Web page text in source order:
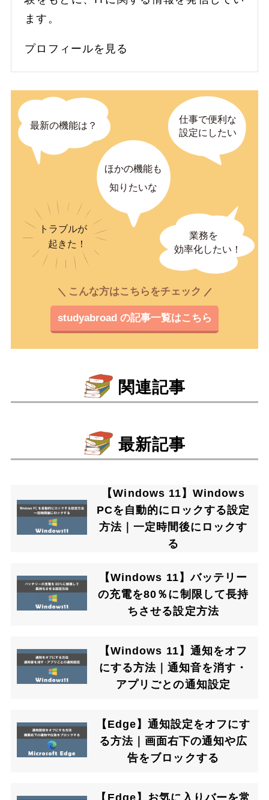
ます。
プロフィールを見る
こんな方はこちらをチェック
studyabroad の記事一覧はこちら
関連記事
最新記事
【Windows 11】Windows
PCを自動的にロックする設定
方法｜一定時間後にロックす
る
【Windows 11】バッテリー
の充電を80％に制限して長持
ちさせる設定方法
【Windows 11】通知をオフ
にする方法｜通知音を消す・
アプリごとの通知設定
【Edge】通知設定をオフにす
る方法｜画面右下の通知や広
告をブロックする
【Edge】お気に入りバーを常